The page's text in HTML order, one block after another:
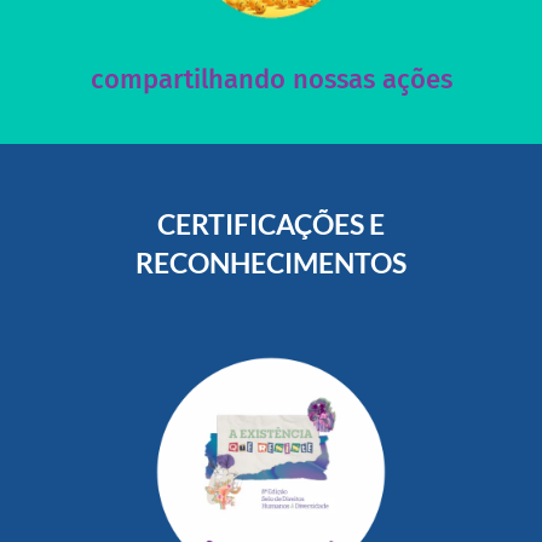
compartilhando nossas ações
Acesse nossas redes sociais e nos ajude compartilhando
CERTIFICAÇÕES E
RECONHECIMENTOS